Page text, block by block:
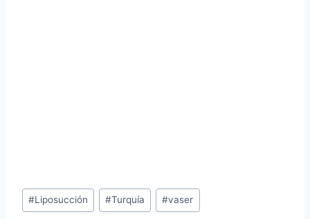
Etiquetas
de
#Liposucción #Turquía #vaser